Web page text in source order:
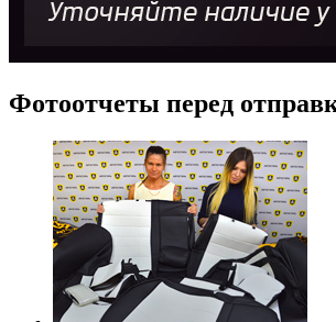
Фотоотчеты перед